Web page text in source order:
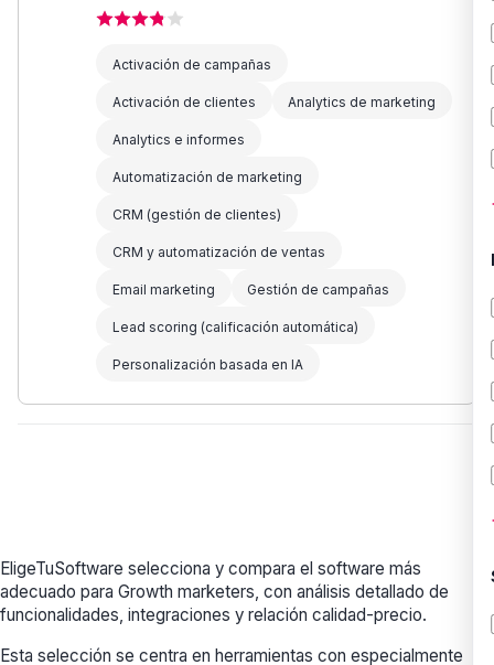
Activación de campañas
Activación de clientes Analytics de marketing
Analytics e informes
Automatización de marketing
CRM (gestión de clientes)
CRM y automatización de ventas
Email marketing Gestión de campañas
Lead scoring (calificación automática)
Personalización basada en IA
EligeTuSoftware selecciona y compara el software más
adecuado para Growth marketers, con análisis detallado de
funcionalidades, integraciones y relación calidad-precio.
Esta selección se centra en herramientas con especialmente